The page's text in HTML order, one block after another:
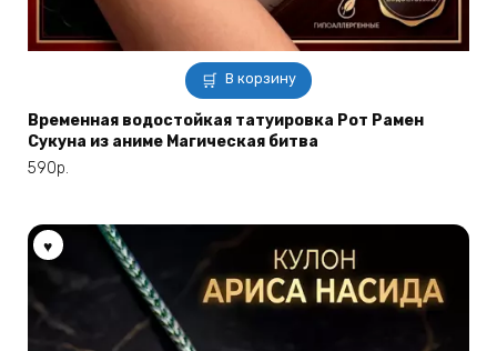
В корзину
Временная водостойкая татуировка Рот Рамен
Сукуна из аниме Магическая битва
590р.